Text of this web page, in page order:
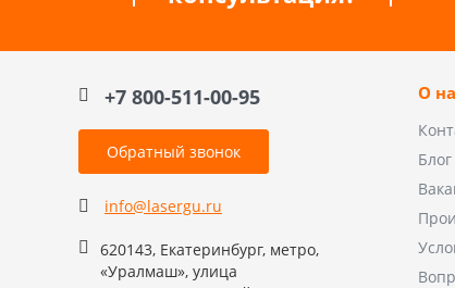
+7 800-511-00-95
Обратный звонок
info@lasergu.ru
620143, Екатеринбург, метро,
«Уралмаш», улица
О
Блог